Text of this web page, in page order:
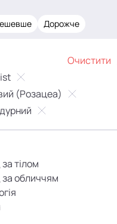
Дорожче
Очистити
(Розацеа)
тілом
обличчям